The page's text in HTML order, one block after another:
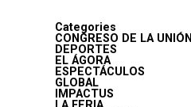
Categories
CONGRESO DE LA UNIÓN
DEPORTES
EL ÁGORA
ESPECTÁCULOS
GLOBAL
IMPACTUS